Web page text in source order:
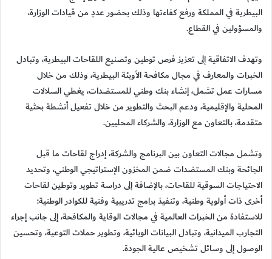
البيطرية في المملكة ورفع كفاءتها وذلك بحضور عددٍ من قيادات الوزارة،
والمسؤولين في القطاع.
وتهدف الاتفاقية إلى تعزيز فرص توطين وتصنيع اللقاحات البيطرية، وتبادل
الخبرات والمعارف في مجال مكافحة الأوبئة البيطرية، وذلك من خلال
مسارات عمل تشمل، إنشاء بنك وطني للمستضدات، يغطي السلالات
المحلية والإقليمية، ودعم البحث والتطوير من خلال تفعيل أنشطة بحثية
متقدمة، بالتعاون مع الوزارة، والشركاء المحليين.
وتشمل مجالات التعاون بين البرنامج والشركة، إدراج لقاحات ما قبل
الجائحة وبنك المستضدات ضمن المخزون الإستراتيجي الوطني، وتحديد
الاحتياجات السوقية للقاحات، بالإضافة إلى دراسة تطوير وتوطين لقاحات
أخرى ذات أولوية وطنية، وتنفيذ برامج تدريبية وفنية للكوادر الوطنية؛
للاستفادة من الخبرات العالمية في مجالات الوقاية والمكافحة، إلى جانب إجراء
التجارب الميدانية، وتبادل البيانات الوبائية، وتطوير حملات التوعية، وتحسين
الوصول إلى وسائل تشخيص عالية الجودة.